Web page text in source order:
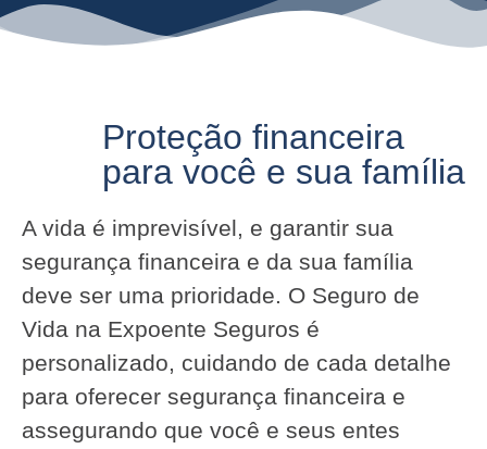
Proteção financeira
para você e sua família
A vida é imprevisível, e garantir sua
segurança financeira e da sua família
deve ser uma prioridade. O Seguro de
Vida na Expoente Seguros é
personalizado, cuidando de cada detalhe
para oferecer segurança financeira e
assegurando que você e seus entes